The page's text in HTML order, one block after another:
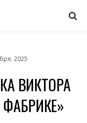
2025
ВИКТОРА